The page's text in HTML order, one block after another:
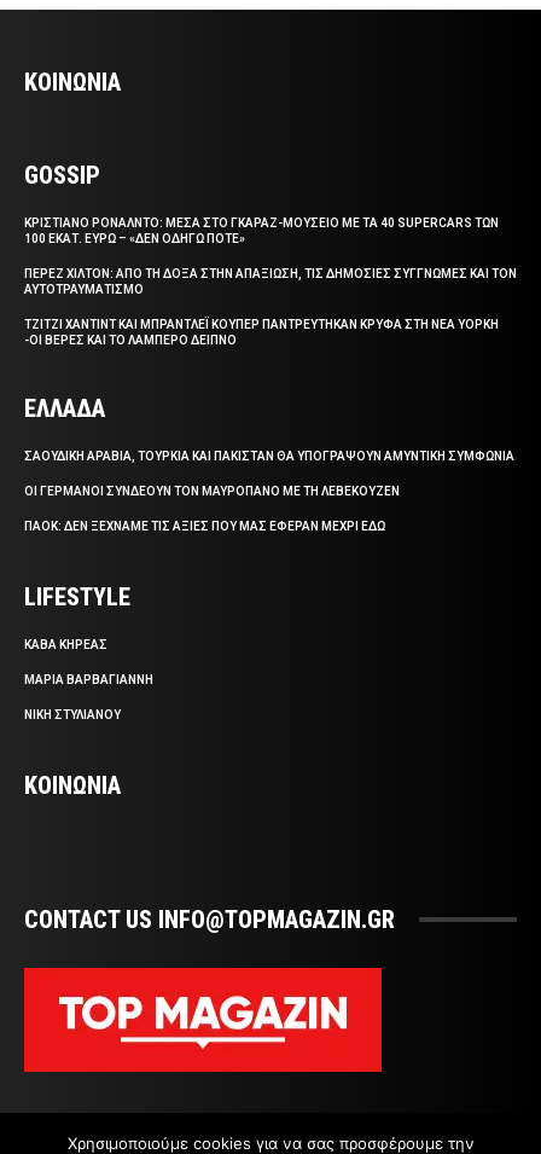
ΚΟΙΝΩΝΙΑ
GOSSIP
ΚΡΙΣΤΙΑΝΟ ΡΟΝΑΛΝΤΟ: ΜΕΣΑ ΣΤΟ ΓΚΑΡΑΖ-ΜΟΥΣΕΙΟ ΜΕ ΤΑ 40 SUPERCARS ΤΩΝ
100 ΕΚΑΤ. ΕΥΡΩ – «ΔΕΝ ΟΔΗΓΩ ΠΟΤΕ»
ΠΕΡΕΖ ΧΙΛΤΟΝ: ΑΠΟ ΤΗ ΔΟΞΑ ΣΤΗΝ ΑΠΑΞΙΩΣΗ, ΤΙΣ ΔΗΜΟΣΙΕΣ ΣΥΓΓΝΩΜΕΣ ΚΑΙ ΤΟΝ
ΑΥΤΟΤΡΑΥΜΑΤΙΣΜΟ
ΤΖΙΤΖΙ ΧΑΝΤΙΝΤ ΚΑΙ ΜΠΡΑΝΤΛΕΪ ΚΟΥΠΕΡ ΠΑΝΤΡΕΥΤΗΚΑΝ ΚΡΥΦΑ ΣΤΗ ΝΕΑ ΥΟΡΚΗ
-ΟΙ ΒΕΡΕΣ ΚΑΙ ΤΟ ΛΑΜΠΕΡΟ ΔΕΙΠΝΟ
ΕΛΛΑΔΑ
ΣΑΟΥΔΙΚΗ ΑΡΑΒΙΑ, ΤΟΥΡΚΙΑ ΚΑΙ ΠΑΚΙΣΤΑΝ ΘΑ ΥΠΟΓΡΑΨΟΥΝ ΑΜΥΝΤΙΚΗ ΣΥΜΦΩΝΙΑ
ΟΙ ΓΕΡΜΑΝΟΙ ΣΥΝΔΕΟΥΝ ΤΟΝ ΜΑΥΡΟΠΑΝΟ ΜΕ ΤΗ ΛΕΒΕΚΟΥΖΕΝ
ΠΑΟΚ: ΔΕΝ ΞΕΧΝΑΜΕ ΤΙΣ ΑΞΙΕΣ ΠΟΥ ΜΑΣ ΕΦΕΡΑΝ ΜΕΧΡΙ ΕΔΩ
LIFESTYLE
ΚΑΒΑ ΚΗΡΕΑΣ
ΜΑΡΙΑ ΒΑΡΒΑΓΙΑΝΝΗ
ΝΙΚΗ ΣΤΥΛΙΑΝΟΥ
ΚΟΙΝΩΝΙΑ
CONTACT US INFO@TOPMAGAZIN.GR
Χρησιμοποιούμε cookies για να σας προσφέρουμε την